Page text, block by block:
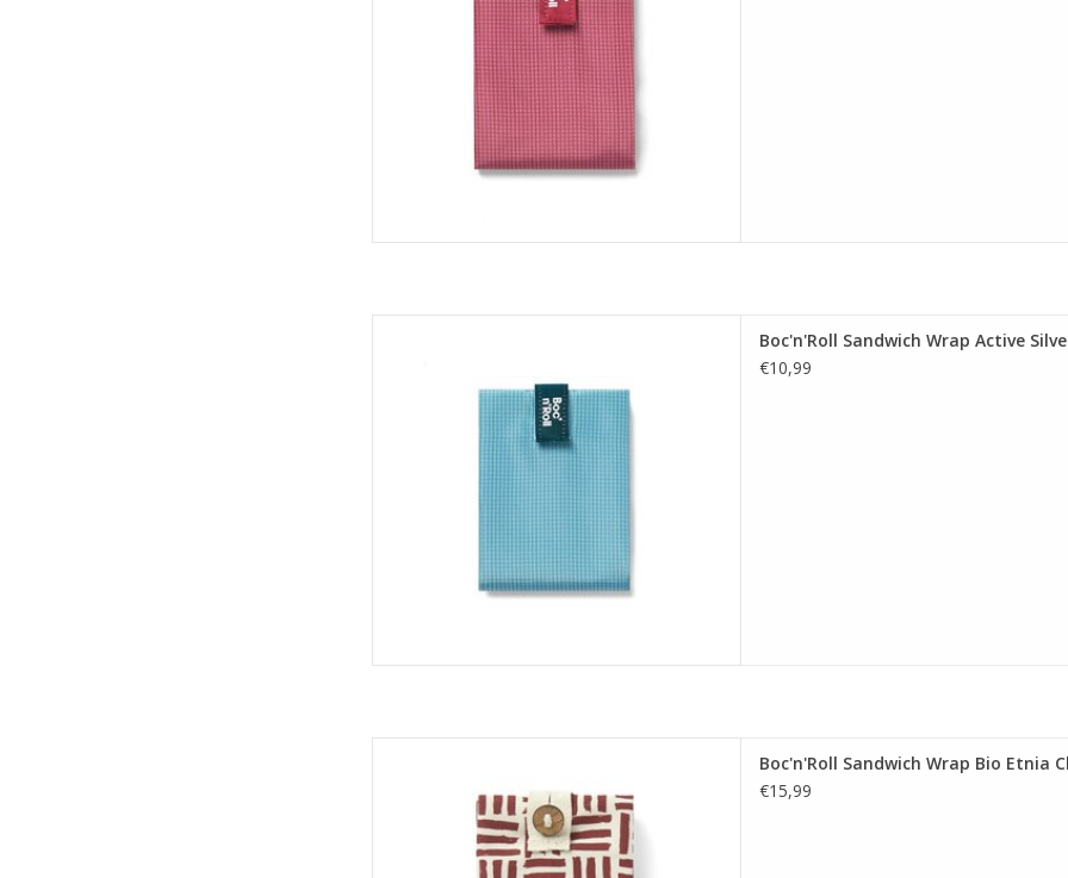
TOEVOEGEN AAN WINKELWAGEN
Boc'n'Roll Sandwich Wrap Active
€10,99
TOEVOEGEN AAN WINKELWAGEN
Boc'n'Roll Sandwich Wrap Bio Etnia
€15,99